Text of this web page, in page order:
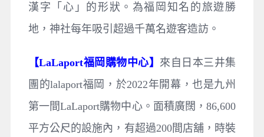
漢字「心」的形狀。為福岡知名的旅遊勝
地，神社每年吸引超過千萬名遊客造訪。
【LaLaport福岡購物中心】 來自日本三井集
團的lalaport福岡，於2022年開幕，也是九州
第一間LaLaport購物中心。面積廣闊，86,600
平方公尺的設施內，有超過200間店舖，時裝